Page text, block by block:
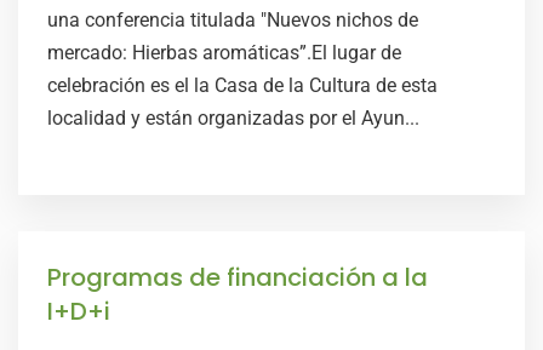
una conferencia titulada "Nuevos nichos de
mercado: Hierbas aromáticas”.El lugar de
celebración es el la Casa de la Cultura de esta
localidad y están organizadas por el Ayun...
Programas de financiación a la
I+D+i